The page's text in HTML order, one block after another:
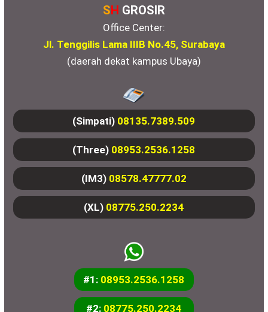
SH GROSIR
Office Center:
Jl. Tenggilis Lama IIIB No.45, Surabaya
(daerah dekat kampus Ubaya)
(Simpati) 08135.7389.509
(Three) 08953.2536.1258
(IM3) 08578.47777.02
(XL) 08775.250.2234
#1: 08953.2536.1258
#2: 08775.250.2234